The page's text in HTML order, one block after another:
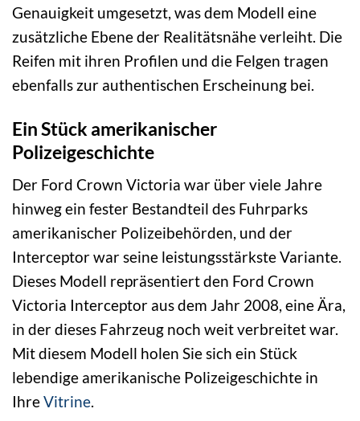
Genauigkeit umgesetzt, was dem Modell eine
zusätzliche Ebene der Realitätsnähe verleiht. Die
Reifen mit ihren Profilen und die Felgen tragen
ebenfalls zur authentischen Erscheinung bei.
Ein Stück amerikanischer
Polizeigeschichte
Der Ford Crown Victoria war über viele Jahre
hinweg ein fester Bestandteil des Fuhrparks
amerikanischer Polizeibehörden, und der
Interceptor war seine leistungsstärkste Variante.
Dieses Modell repräsentiert den Ford Crown
Victoria Interceptor aus dem Jahr 2008, eine Ära,
in der dieses Fahrzeug noch weit verbreitet war.
Mit diesem Modell holen Sie sich ein Stück
lebendige amerikanische Polizeigeschichte in
IhreVitrine.